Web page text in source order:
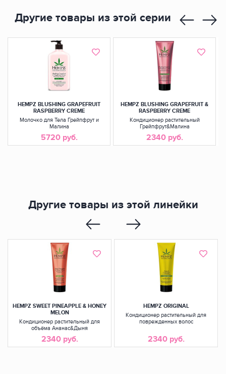
Другие товары из этой серии
HEMPZ BLUSHING GRAPEFRUIT
RASPBERRY CREME
Молочко для Тела Грейпфрут и
Малина
5720 руб.
HEMPZ BLUSHING GRAPEFRUIT &
RASPBERRY CREME
Кондиционер растительный
Грейпфрут&Малина
2340 руб.
Другие товары из этой линейки
HEMPZ SWEET PINEAPPLE & HONEY
MELON
Кондиционер растительный для
объёма Ананас&Дыня
2340 руб.
HEMPZ ORIGINAL
Кондиционер растительный для
поврежденных волос
2340 руб.